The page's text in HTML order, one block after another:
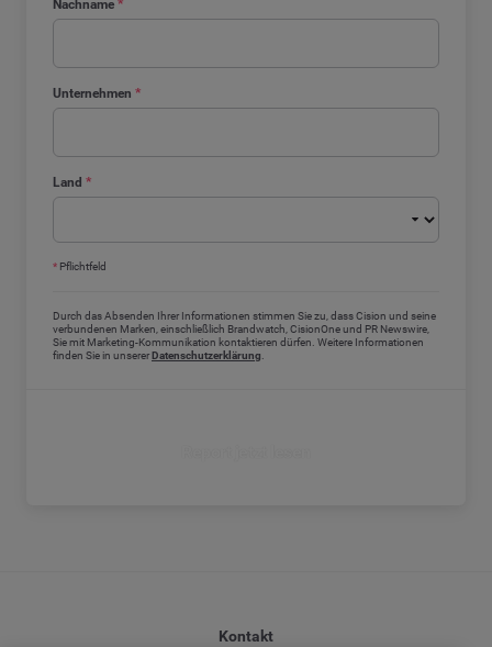
Nachname *
Unternehmen *
Land *
* Pflichtfeld
Durch das Absenden Ihrer Informationen stimmen Sie zu, dass Cision und seine
verbundenen Marken, einschließlich Brandwatch, CisionOne und PR Newswire,
Sie mit Marketing-Kommunikation kontaktieren dürfen. Weitere Informationen
finden Sie in unsererDatenschutzerklärung
Kontakt